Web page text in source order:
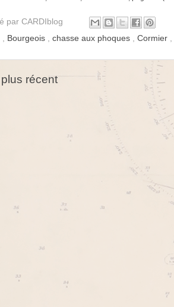
par CARDIblog
, Bourgeois , chasse aux phoques , Cormier ,
récent